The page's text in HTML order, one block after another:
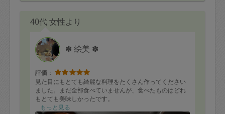
40代 女性より
✽ 絵美 ✽
評価：
見た目にもとても綺麗な料理をたくさん作ってください
ました。まだ全部食べていませんが、食べたものはどれ
もとても美味しかったです。
もっと見る